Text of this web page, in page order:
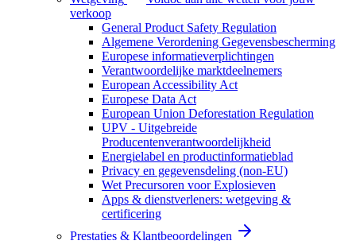
verkoop
General Product Safety Regulation
Algemene Verordening Gegevensbescherming
Europese informatieverplichtingen
Verantwoordelijke marktdeelnemers
European Accessibility Act
Europese Data Act
European Union Deforestation Regulation
UPV - Uitgebreide
Producentenverantwoordelijkheid
Energielabel en productinformatieblad
Privacy en gegevensdeling (non-EU)
Wet Precursoren voor Explosieven
Apps & dienstverleners: wetgeving &
certificering
Prestaties & Klantbeoordelingen